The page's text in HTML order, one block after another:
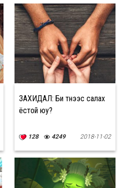
ЗАХИДАЛ: Би түүнээс салах
ёстой юу?
128 4249 2018-11-02